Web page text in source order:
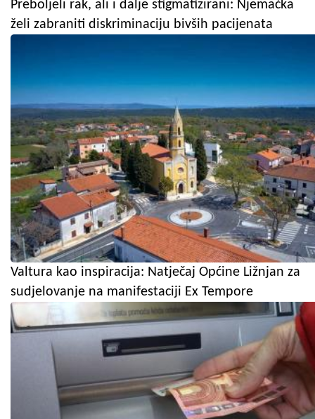
Preboljeli rak, ali i dalje stigmatizirani: Njemačka
želi zabraniti diskriminaciju bivših pacijenata
Valtura kao inspiracija: Natječaj Općine Ližnjan za
sudjelovanje na manifestaciji Ex Tempore